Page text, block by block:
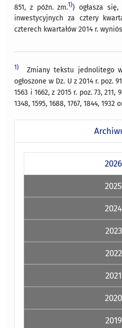
851, z późn. zm.1)) ogłasza się,
inwestycyjnych za cztery
czterech kwartałów 2014 r.
1)
Zmiany tekstu jednolitego
ogłoszone w Dz. U z 2014 r. poz.
1563 i 1662, z 2015 r. poz. 73, 211,
1348, 1595, 1688, 1767, 1844, 1932
2026
2025
2024
2023
2022
2021
2020
2019